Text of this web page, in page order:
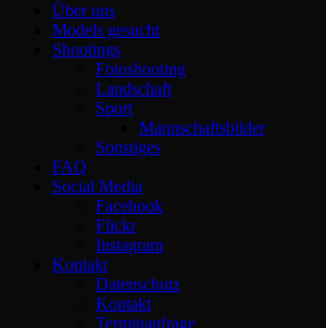
Über uns
Models gesucht
Shootings
Fotoshooting
Landschaft
Sport
Mannschaftsbilder
Sonstiges
FAQ
Social Media
Facebook
Flickr
Instagram
Kontakt
Datenschutz
Kontakt
Terminanfrage